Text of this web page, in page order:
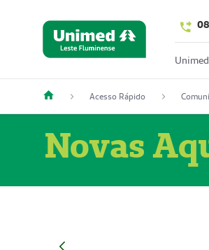
Acesso Rápido
Novas